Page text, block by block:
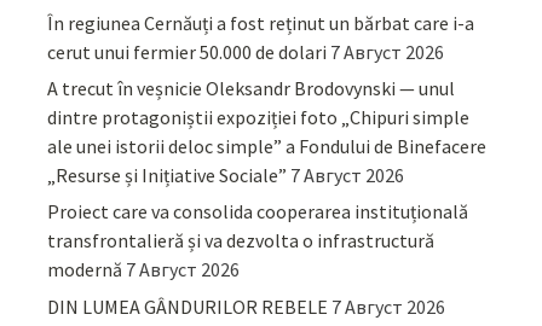
În regiunea Cernăuți a fost reținut un bărbat care i-a
cerut unui fermier 50.000 de dolari 7 Август 2026
A trecut în veșnicie Oleksandr Brodovynski — unul
dintre protagoniștii expoziției foto „Chipuri simple
ale unei istorii deloc simple” a Fondului de Binefacere
„Resurse și Inițiative Sociale” 7 Август 2026
Proiect care va consolida cooperarea instituțională
transfrontalieră și va dezvolta o infrastructură
modernă 7 Август 2026
DIN LUMEA GÂNDURILOR REBELE 7 Август 2026